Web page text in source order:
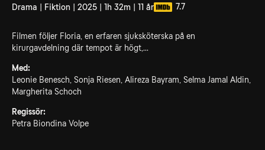
Drama | Fiktion | 2025 | 1h 32m | 11 år 7.7
Filmen följer Floria, en erfaren sjuksköterska på en
kirurgavdelning där tempot är högt,...
Med:
Leonie Benesch, Sonja Riesen, Alireza Bayram, Selma Jamal Aldin,
Margherita Schoch
Regissör:
Petra Biondina Volpe